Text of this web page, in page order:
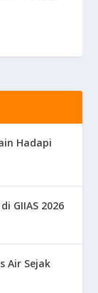
Hadapi
GIIAS 2026
Air Sejak